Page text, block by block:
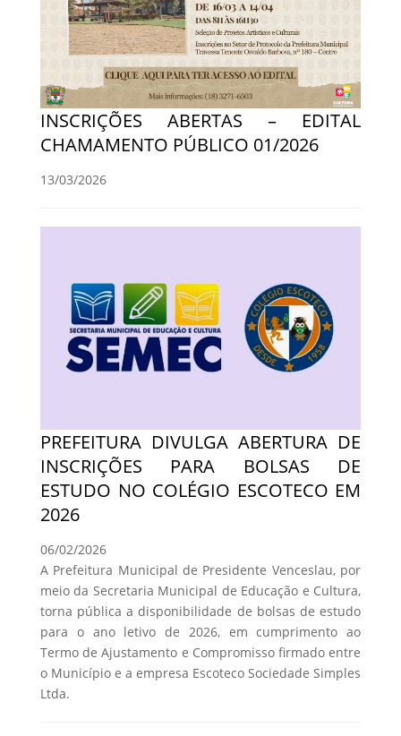
INSCRIÇÕES ABERTAS – EDITAL
CHAMAMENTO PÚBLICO 01/2026
13/03/2026
PREFEITURA DIVULGA ABERTURA DE
INSCRIÇÕES PARA BOLSAS DE
ESTUDO NO COLÉGIO ESCOTECO EM
2026
06/02/2026
A Prefeitura Municipal de Presidente Venceslau, por
meio da Secretaria Municipal de Educação e Cultura,
torna pública a disponibilidade de bolsas de estudo
para o ano letivo de 2026, em cumprimento ao
Termo de Ajustamento e Compromisso firmado entre
o Município e a empresa Escoteco Sociedade Simples
Ltda.